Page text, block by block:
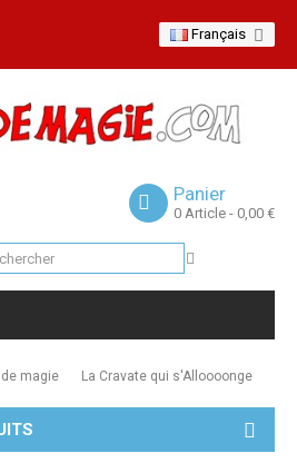
Français
Panier
0 Article - 0,00 €
magie La Cravate qui s'Alloooonge